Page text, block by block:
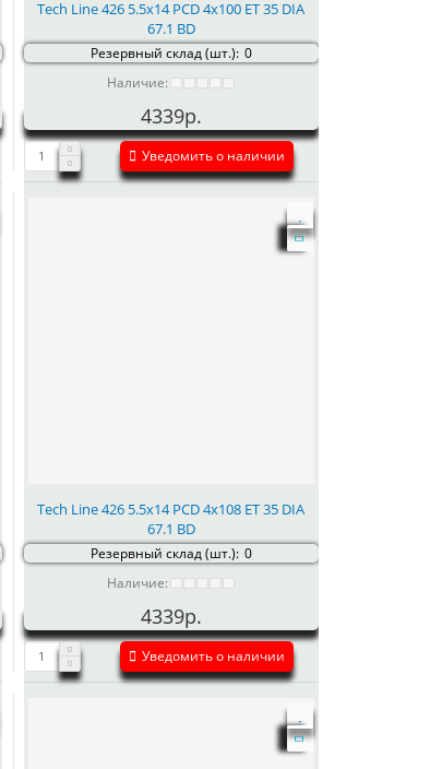
Tech Line 426 5.5x14 PCD 4x100 ET 35 DIA
67.1 BD
Резервный склад (шт.): 0
Наличие:
4339р.
Уведомить о наличии
Tech Line 426 5.5x14 PCD 4x108 ET 35 DIA
67.1 BD
Резервный склад (шт.): 0
Наличие:
4339р.
Уведомить о наличии